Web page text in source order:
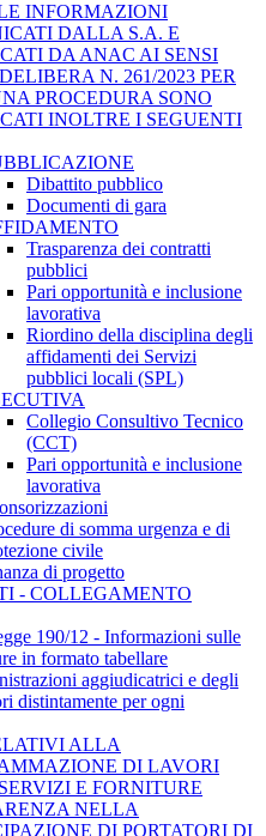
INFORMAZIONI
DALLA S.A. E
DA ANAC AI SENSI
N. 261/2023 PER
PROCEDURA SONO
INOLTRE I SEGUENTI
Dibattito pubblico
Documenti di gara
Trasparenza dei contratti
pubblici
Pari opportunità e inclusione
lavorativa
Riordino della disciplina degli
affidamenti dei Servizi
pubblici locali (SPL)
Collegio Consultivo Tecnico
(CCT)
Pari opportunità e inclusione
lavorativa
di somma urgenza e di
civile
di progetto
- COLLEGAMENTO
190/12 - Informazioni sulle
in formato tabellare
aggiudicatrici e degli
distintamente per ogni
ALLA
DI LAVORI
E FORNITURE
NELLA
DI PORTATORI DI